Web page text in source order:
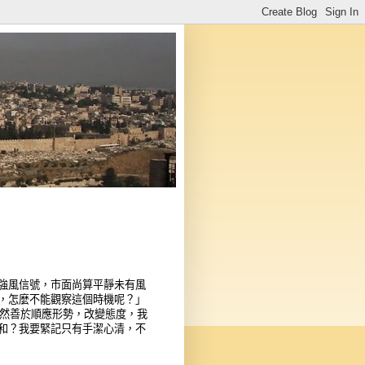
風信號，市面尚算平靜未有風
麼不能觀察這個時機呢？」
善於順應形勢，改變態度，我
？我要緊記只有手潔心清，不